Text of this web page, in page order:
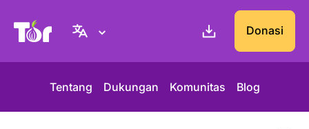
Situs web Tor Project Donasi
Tentang Dukungan Komunitas Blog